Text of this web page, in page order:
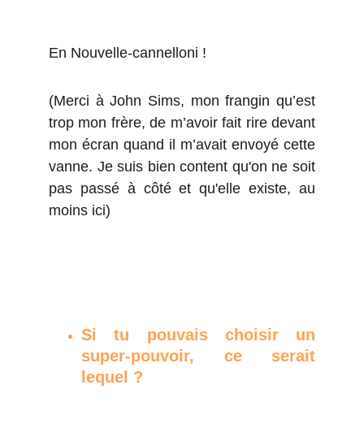
En Nouvelle-cannelloni !
(Merci à John Sims, mon frangin qu’est
trop mon frère, de m’avoir fait rire devant
mon écran quand il m’avait envoyé cette
vanne. Je suis bien content qu'on ne soit
pas passé à côté et qu'elle existe, au
moins ici)
Si tu pouvais choisir un
super-pouvoir, ce serait
lequel ?